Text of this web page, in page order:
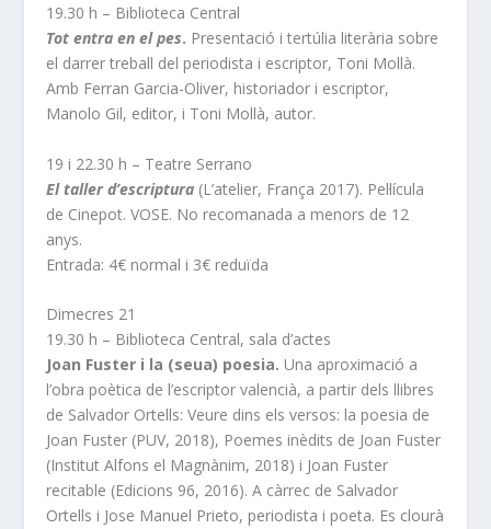
19.30 h – Biblioteca Central
Tot entra en el pes. Presentació i tertúlia literària sobre
el darrer treball del periodista i escriptor, Toni Mollà.
Amb Ferran Garcia-Oliver, historiador i escriptor,
Manolo Gil, editor, i Toni Mollà, autor.
19 i 22.30 h – Teatre Serrano
El taller d’escriptura (L’atelier, França 2017). Pel·lícula
de Cinepot. VOSE. No recomanada a menors de 12
anys.
Entrada: 4€ normal i 3€ reduïda
Dimecres 21
19.30 h – Biblioteca Central, sala d’actes
Joan Fuster i la (seua) poesia. Una aproximació a
l’obra poètica de l’escriptor valencià, a partir dels llibres
de Salvador Ortells: Veure dins els versos: la poesia de
Joan Fuster (PUV, 2018), Poemes inèdits de Joan Fuster
(Institut Alfons el Magnànim, 2018) i Joan Fuster
recitable (Edicions 96, 2016). A càrrec de Salvador
Ortells i Jose Manuel Prieto, periodista i poeta. Es clourà